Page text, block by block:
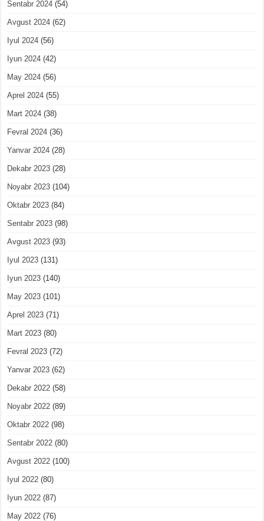
Sentabr 2024 (54)
Avgust 2024 (62)
Iyul 2024 (56)
Iyun 2024 (42)
May 2024 (56)
Aprel 2024 (55)
Mart 2024 (38)
Fevral 2024 (36)
Yanvar 2024 (28)
Dekabr 2023 (28)
Noyabr 2023 (104)
Oktabr 2023 (84)
Sentabr 2023 (98)
Avgust 2023 (93)
Iyul 2023 (131)
Iyun 2023 (140)
May 2023 (101)
Aprel 2023 (71)
Mart 2023 (80)
Fevral 2023 (72)
Yanvar 2023 (62)
Dekabr 2022 (58)
Noyabr 2022 (89)
Oktabr 2022 (98)
Sentabr 2022 (80)
Avgust 2022 (100)
Iyul 2022 (80)
Iyun 2022 (87)
May 2022 (76)